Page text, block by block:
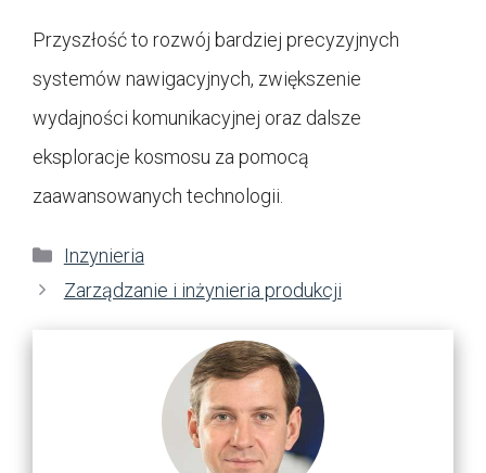
Przyszłość to rozwój bardziej precyzyjnych
systemów nawigacyjnych, zwiększenie
wydajności komunikacyjnej oraz dalsze
eksploracje kosmosu za pomocą
zaawansowanych technologii.
Kategorie
Inzynieria
Zarządzanie i inżynieria produkcji